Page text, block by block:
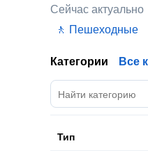
Сейчас актуально
Пешеходные
Категории Все
Тип